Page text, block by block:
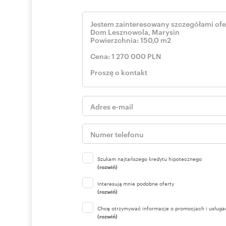
Szukam najtańszego kredytu hipotecznego
(rozwiń)
Interesują mnie podobne oferty
(rozwiń)
Chcę otrzymywać informacje o promocjach i
(rozwiń)